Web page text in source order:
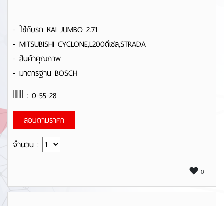
- ใช้กับรถ KAI JUMBO 2.71
- MITSUBISHI CYCLONE,L200ดีเซล,STRADA
- สินค้าคุณภาพ
- มาตารฐาน BOSCH
: 0-55-28
สอบถามราคา
จำนวน :
0